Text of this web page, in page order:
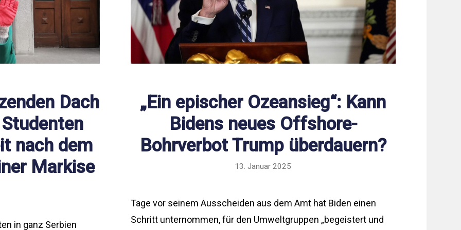
Dach
nach dem
Markise
in ganz Serbien
„Ein epischer Ozeansieg“: Kann
Bidens neues Offshore-
Bohrverbot Trump überdauern?
13. Januar 2025
Tage vor seinem Ausscheiden aus dem Amt hat Biden einen
Schritt unternommen, für den Umweltgruppen „begeistert und